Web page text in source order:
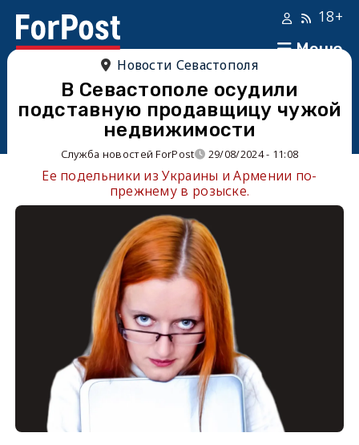
Меню
18+
Новости Севастополя
В Севастополе осудили
подставную продавщицу чужой
недвижимости
Служба новостей ForPost 29/08/2024 - 11:08
Ее подельники из Украины и Армении по-
прежнему в розыске.